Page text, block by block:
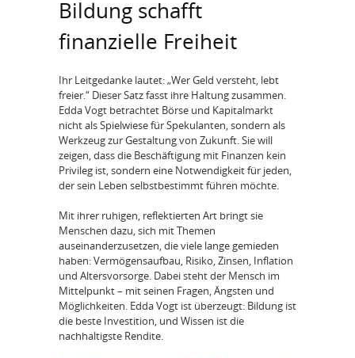
Bildung schafft
finanzielle Freiheit
Ihr Leitgedanke lautet: „Wer Geld versteht, lebt
freier.“ Dieser Satz fasst ihre Haltung zusammen.
Edda Vogt betrachtet Börse und Kapitalmarkt
nicht als Spielwiese für Spekulanten, sondern als
Werkzeug zur Gestaltung von Zukunft. Sie will
zeigen, dass die Beschäftigung mit Finanzen kein
Privileg ist, sondern eine Notwendigkeit für jeden,
der sein Leben selbstbestimmt führen möchte.
Mit ihrer ruhigen, reflektierten Art bringt sie
Menschen dazu, sich mit Themen
auseinanderzusetzen, die viele lange gemieden
haben: Vermögensaufbau, Risiko, Zinsen, Inflation
und Altersvorsorge. Dabei steht der Mensch im
Mittelpunkt – mit seinen Fragen, Ängsten und
Möglichkeiten. Edda Vogt ist überzeugt: Bildung ist
die beste Investition, und Wissen ist die
nachhaltigste Rendite.